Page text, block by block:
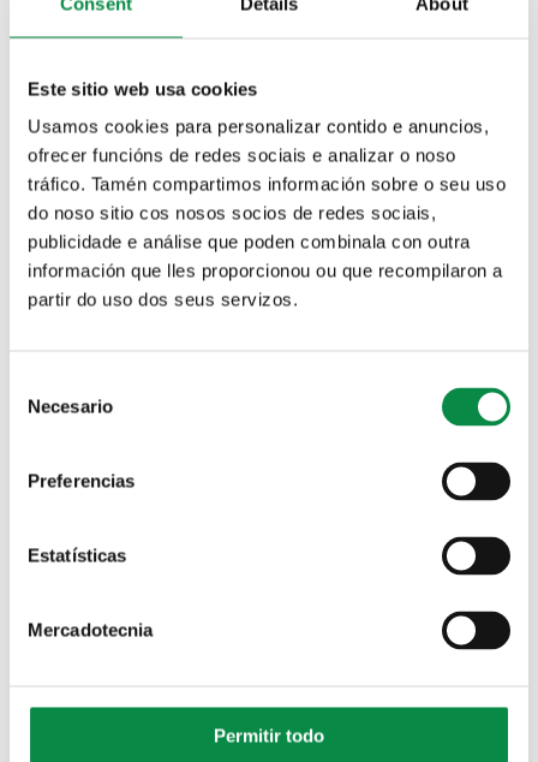
Este sitio web usa cookies
Usamos cookies para personalizar contido e anuncios,
ofrecer funcións de redes sociais e analizar o noso
tráfico. Tamén compartimos información sobre o seu uso
do noso sitio cos nosos socios de redes sociais,
publicidade e análise que poden combinala con outra
información que lles proporcionou ou que recompilaron a
partir do uso dos seus servizos.
Selection
Necesario
Preferencias
Estatísticas
Mercadotecnia
Permitir todo
Urbanismo, obras públicas
Decretos Información tributaria
Solicitud local de ensayo
Jueves, 15 julio, 2021